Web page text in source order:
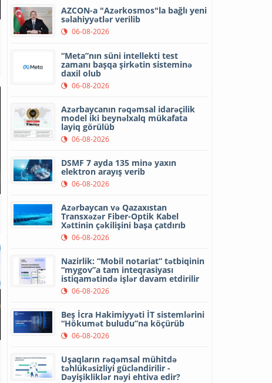
AZCON-a "Azərkosmos"la bağlı yeni
səlahiyyətlər verilib
06-08-2026
“Meta”nın süni intellekti test
zamanı başqa şirkətin sisteminə
daxil olub
06-08-2026
Azərbaycanın rəqəmsal idarəçilik
model iki beynəlxalq mükafata
layiq görülüb
06-08-2026
DSMF 7 ayda 135 minə yaxın
elektron arayış verib
06-08-2026
Azərbaycan və Qazaxıstan
Transxəzər Fiber-Optik Kabel
Xəttinin çəkilişini başa çatdırıb
06-08-2026
Nazirlik: “Mobil notariat” tətbiqinin
“mygov”a tam inteqrasiyası
istiqamətində işlər davam etdirilir
06-08-2026
Beş İcra Hakimiyyəti İT sistemlərini
“Hökumət buludu”na köçürüb
06-08-2026
Uşaqların rəqəmsal mühitdə
təhlükəsizliyi gücləndirilir -
Dəyişikliklər nəyi ehtiva edir?